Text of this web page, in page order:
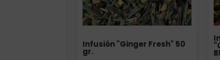
Infusión "Ginger Fresh" 50
gr.